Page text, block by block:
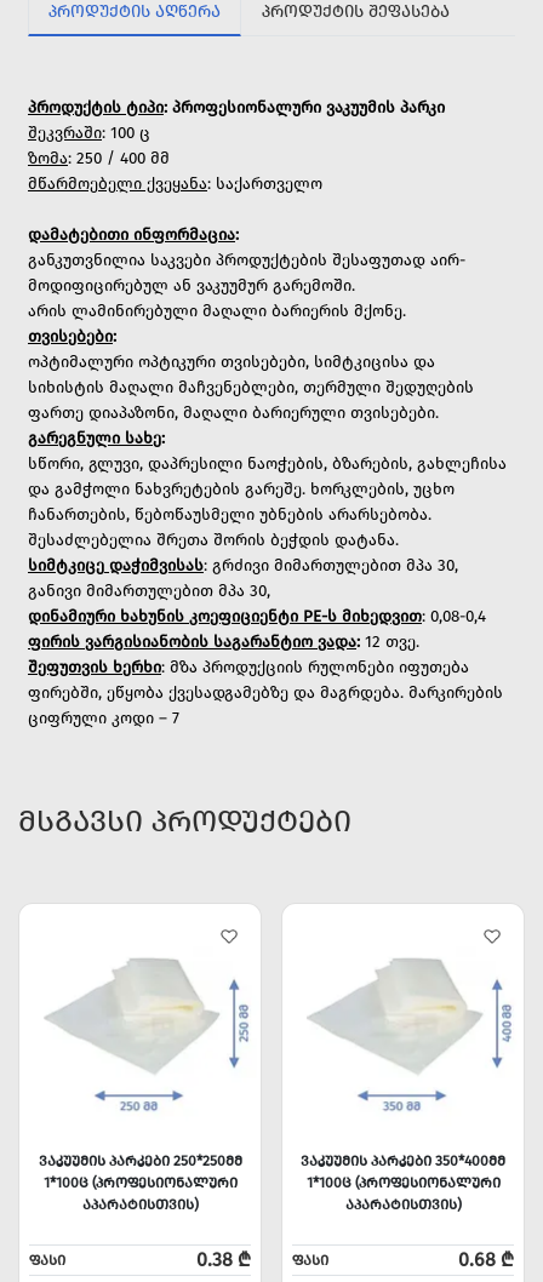
ᲞᲠᲝᲓᲣᲥᲢᲘᲡ ᲐᲦᲬᲔᲠᲐ ᲞᲠᲝᲓᲣᲥᲢᲘᲡ ᲨᲔᲤᲐᲡᲔᲑᲐ
პროდუქტის ტიპი: პროფესიონალური ვაკუუმის პარკი
შეკვრაში: 100 ც
ზომა: 250 / 400 მმ
მწარმოებელი ქვეყანა: საქართველო
დამატებითი ინფორმაცია:
განკუთვნილია საკვები პროდუქტების შესაფუთად აირ-
მოდიფიცირებულ ან ვაკუუმურ გარემოში.
არის ლამინირებული მაღალი ბარიერის მქონე.
თვისებები:
ოპტიმალური ოპტიკური თვისებები, სიმტკიცისა და
სიხისტის მაღალი მაჩვენებლები, თერმული შედუღების
ფართე დიაპაზონი, მაღალი ბარიერული თვისებები.
გარეგნული სახე:
სწორი, გლუვი, დაპრესილი ნაოჭების, ბზარების, გახლეჩისა
და გამჭოლი ნახვრეტების გარეშე. ხორკლების, უცხო
ჩანართების, წებოწაუსმელი უბნების არარსებობა.
შესაძლებელია შრეთა შორის ბეჭდის დატანა.
სიმტკიცე დაჭიმვისას: გრძივი მიმართულებით მპა 30,
განივი მიმართულებით მპა 30,
დინამიური ხახუნის კოეფიციენტი PE-ს მიხედვით: 0,08-0,4
ფირის ვარგისიანობის საგარანტიო ვადა: 12 თვე.
შეფუთვის ხერხი: მზა პროდუქციის რულონები იფუთება
ფირებში, ეწყობა ქვესადგამებზე და მაგრდება. მარკირების
ციფრული კოდი – 7
ᲛᲡᲒᲐᲕᲡᲘ ᲞᲠᲝᲓᲣᲥᲢᲔᲑᲘ
ᲕᲐᲙᲣᲣᲛᲘᲡ ᲞᲐᲠᲙᲔᲑᲘ 250*250ᲛᲛ
1*100Ც (ᲞᲠᲝᲤᲔᲡᲘᲝᲜᲐᲚᲣᲠᲘ
ᲐᲞᲐᲠᲐᲢᲘᲡᲗᲕᲘᲡ)
ᲤᲐᲡᲘ 0.38 ₾
ᲕᲐᲙᲣᲣᲛᲘᲡ ᲞᲐᲠᲙᲔᲑᲘ 350*400ᲛᲛ
1*100Ც (ᲞᲠᲝᲤᲔᲡᲘᲝᲜᲐᲚᲣᲠᲘ
ᲐᲞᲐᲠᲐᲢᲘᲡᲗᲕᲘᲡ)
ᲤᲐᲡᲘ 0.68 ₾